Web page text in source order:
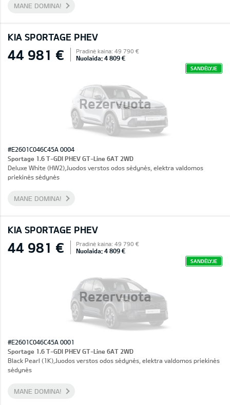
MANE DOMINA!
KIA SPORTAGE PHEV
Rezervuota
44 981 € Pradinė kaina: 49 790 €
Nuolaida: 4 809 €
SANDĖLYJE
#E2601C046C45A 0004
Sportage 1.6 T-GDI PHEV GT-Line 6AT 2WD
Deluxe White (HW2),Juodos verstos odos sėdynės, elektra valdomos
priekinės sėdynės
MANE DOMINA!
KIA SPORTAGE PHEV
Rezervuota
44 981 € Pradinė kaina: 49 790 €
Nuolaida: 4 809 €
SANDĖLYJE
#E2601C046C45A 0001
Sportage 1.6 T-GDI PHEV GT-Line 6AT 2WD
Black Pearl (1K),Juodos verstos odos sėdynės, elektra valdomos priekinės
sėdynės
MANE DOMINA!